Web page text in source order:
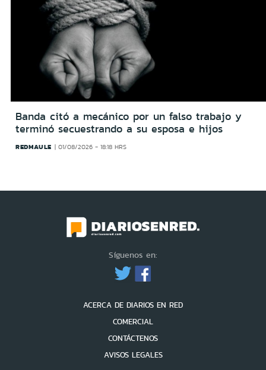
Banda citó a mecánico por un falso trabajo y
terminó secuestrando a su esposa e hijos
REDMAULE 01/08/2026 - 18:18 HRS
Síguenos en:
ACERCA DE DIARIOS EN RED
COMERCIAL
CONTÁCTENOS
AVISOS LEGALES